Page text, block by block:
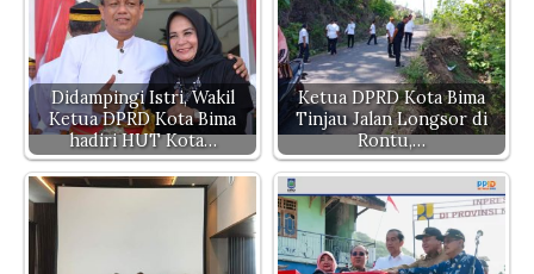
Didampingi Istri, Wakil
Ketua DPRD Kota Bima
hadiri HUT Kota…
Ketua DPRD Kota Bima
Tinjau Jalan Longsor di
Rontu,…